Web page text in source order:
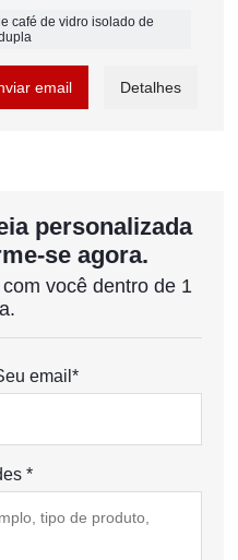
café de vidro isolado de
email Detalhes
personalizada
se agora.
você dentro de 1
email*
*